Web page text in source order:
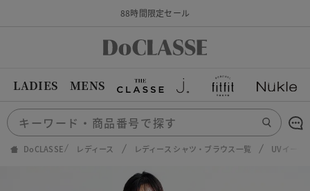
88時間限定セール
LADIES MENS
DoCLASSE レディース レディース シャツ・ブラウス一覧 UVイージ